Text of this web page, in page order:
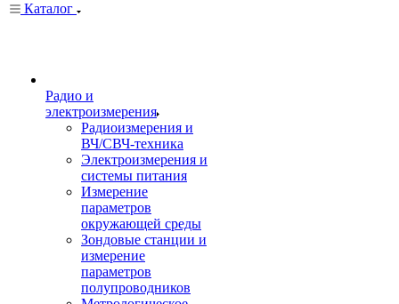
Каталог
Радио и
электроизмерения
Радиоизмерения и
ВЧ/СВЧ-техника
Электроизмерения и
системы питания
Измерение
параметров
окружающей среды
Зондовые станции и
измерение
параметров
полупроводников